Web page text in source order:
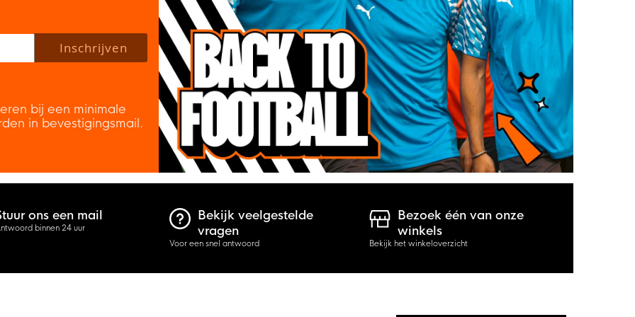
policy to subscribe to our newsletter.
Inschrijven
bij een minimale
in bevestigingsmail.
ons een mail
binnen 24 uur
Bekijk veelgestelde
vragen
Voor een snel antwoord
Bezoek één van onze
winkels
Bekijk het winkeloverzicht